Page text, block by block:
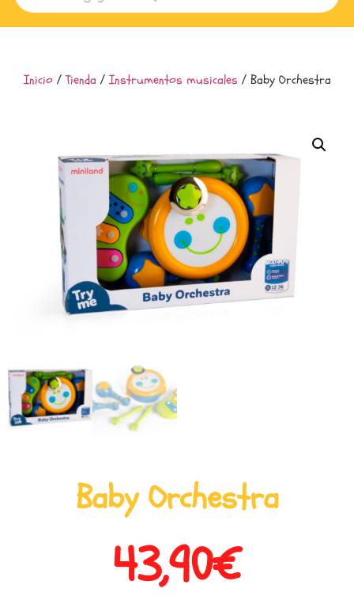
Inicio/Tienda / Instrumentos musicales / Baby Orchestra
Baby Orchestra
43,90€